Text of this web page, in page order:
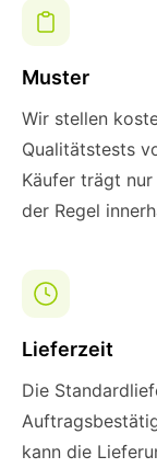
Muster
Wir stellen
Qualitätstests
Käufer trägt
der Regel
Lieferzeit
Die
kann die